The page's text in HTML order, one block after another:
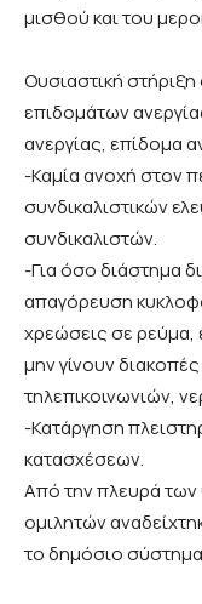
μισθού και του
Ουσιαστική
επιδομάτων
ανεργίας, επίδομα
-Καμία ανοχή στον
συνδικαλιστικών
συνδικαλιστών.
-Για όσο διάστημα
απαγόρευση
χρεώσεις σε ρεύμα,
μην γίνουν
τηλεπικοινωνιών,
-Κατάργηση
κατασχέσεων.
Από την πλευρά των
ομιλητών
το δημόσιο